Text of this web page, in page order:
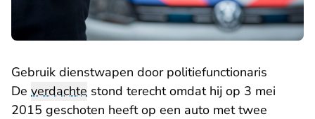
Gebruik dienstwapen door politiefunctionaris
De verdachte stond terecht omdat hij op 3 mei
2015 geschoten heeft op een auto met twee